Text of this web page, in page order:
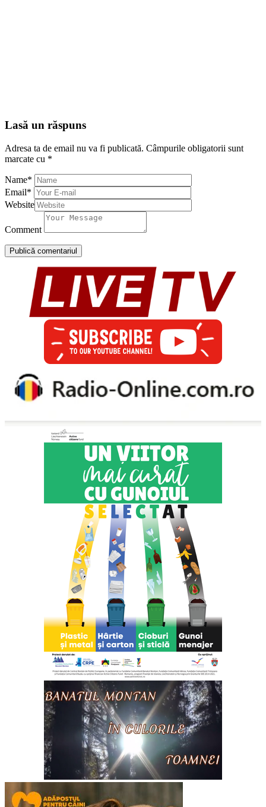
Lasă un răspuns
Adresa ta de email nu va fi publicată. Câmpurile obligatorii sunt
marcate cu *
Name*
Email*
Website
Comment